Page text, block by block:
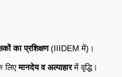
का प्रशिक्षण(IIIDEM में)।
लिएमानदेय व अल्पाहारमें वृद्धि।